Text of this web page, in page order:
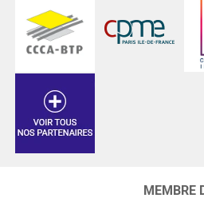
MEMBRE